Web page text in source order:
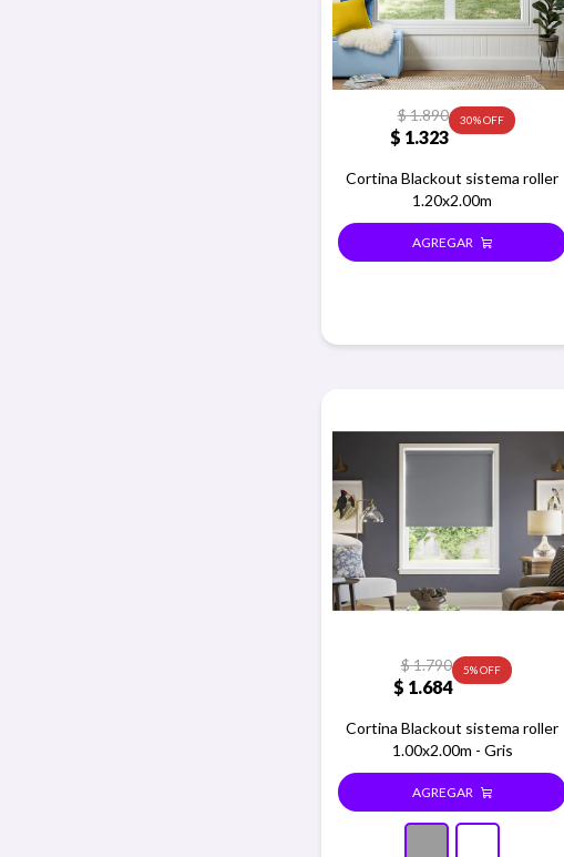
$ 1.323
$1.890 30
Cortina Blackout sistema roller
1.20x2.00m
$ 1.684
$1.790 5
Cortina Blackout sistema roller
1.00x2.00m - Gris